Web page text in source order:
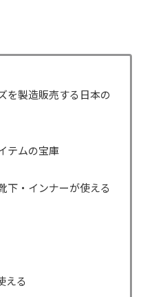
を製造販売する日本の
テムの宝庫
下・インナーが使える
える